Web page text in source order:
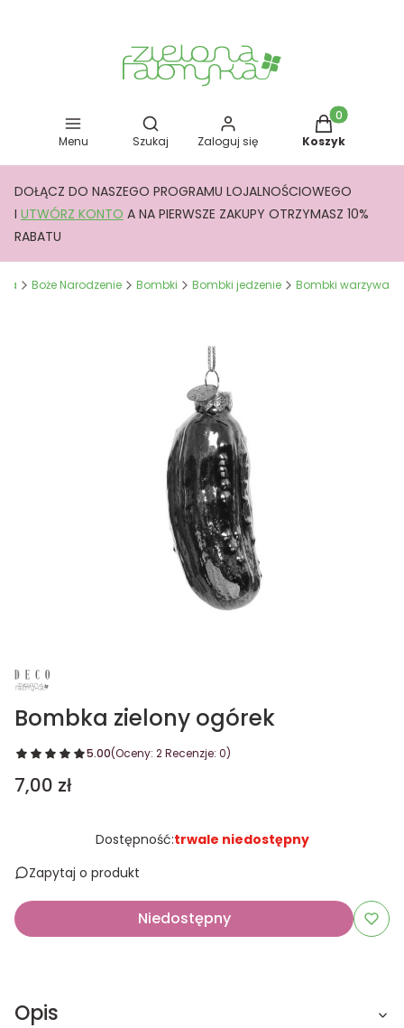
Menu
Otwórz wyszukiwarkę
Szukaj Zaloguj się
Produkty w
Koszyk
DOŁĄCZ DO NASZEGO PROGRAMU LOJALNOŚCIOWEGO
I UTWÓRZ KONTO A NA PIERWSZE ZAKUPY OTRZYMASZ 10%
RABATU
Boże Narodzenie Bombki Bombki jedzenie Bombki warzywa
Bombka zielony ogórek
5.00(Oceny: 2 Recenzje: 0)
Cena
7,00 zł
Dostępność:trwale niedostępny
Zapytaj o produkt
Niedostępny
Opis